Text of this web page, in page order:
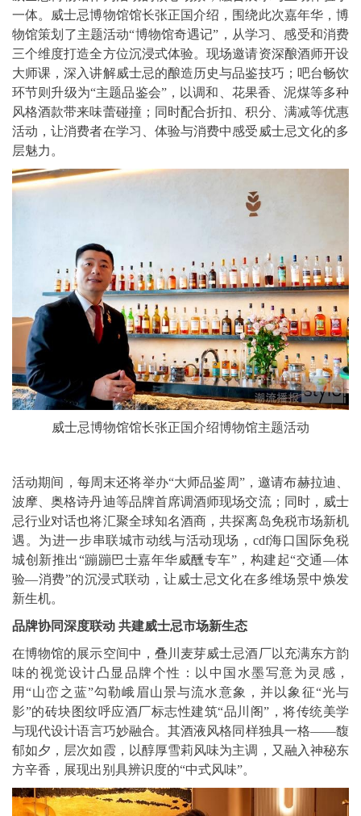
一体。威士忌博物馆馆长张正国介绍，围绕此次嘉年华，博
物馆策划了主题活动“博物馆奇遇记”，从学习、感受和消费
三个维度打造全方位沉浸式体验。现场邀请资深酿酒师开设
大师课，深入讲解威士忌的酿造历史与品鉴技巧；吧台畅饮
环节则升级为“主题品鉴会”，以调和、花果香、泥煤等多种
风格酒款带来味蕾碰撞；同时配合折扣、积分、满减等优惠
活动，让消费者在学习、体验与消费中感受威士忌文化的多
层魅力。
威士忌博物馆馆长张正国介绍博物馆主题活动
活动期间，每周末还将举办“大师品鉴周”，邀请布赫拉迪、
波摩、奥格诗丹迪等品牌首席调酒师现场交流；同时，威士
忌行业对话也将汇聚全球知名酒商，共探离岛免税市场新机
遇。为进一步串联城市动线与活动现场，cdf海口国际免税
城创新推出“蹦蹦巴士嘉年华威醺专车”，构建起“交通—体
验—消费”的沉浸式联动，让威士忌文化在多维场景中焕发
新生机。
品牌协同深度联动 共建威士忌市场新生态
在博物馆的展示空间中，叠川麦芽威士忌酒厂以充满东方韵
味的视觉设计凸显品牌个性：以中国水墨写意为灵感，
用“山峦之蓝”勾勒峨眉山景与流水意象，并以象征“光与
影”的砖块图纹呼应酒厂标志性建筑“品川阁”，将传统美学
与现代设计语言巧妙融合。其酒液风格同样独具一格——馥
郁如夕，层次如霞，以醇厚雪莉风味为主调，又融入神秘东
方辛香，展现出别具辨识度的“中式风味”。